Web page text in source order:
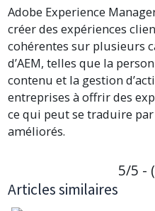
Adobe Experience
créer des expériences
cohérentes sur plusieurs
d’AEM, telles que la
contenu et la gestion
entreprises à offrir des
ce qui peut se traduire
améliorés.
5/5 -
Articles similaires